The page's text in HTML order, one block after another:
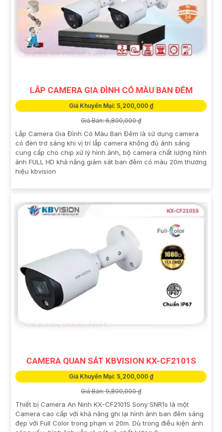
LẮP CAMERA GIA ĐÌNH CÓ MÀU BAN ĐÊM
Giá Khuyến Mại: 5,200,000 ₫
Giá Bán: 6,800,000 ₫
Lắp Camera Gia Đình Có Màu Ban Đêm là sử dụng camera
có đèn trơ sáng khi vị trí lắp camera không đủ ánh sáng
cung cấp cho chip xử lý hình ảnh, bộ camera chất lượng hình
ảnh FULL HD khả năng giám sát ban đêm có màu 20m thương
hiệu kbvision
CAMERA QUAN SÁT KBVISION KX-CF2101S
Giá Khuyến Mại: 5,200,000 ₫
Giá Bán: 9,800,000 ₫
Thiết bị Camera An Ninh KX-CF2101S Sony SNR1s là một
Camera cao cấp với khả năng ghi lại hình ảnh ban đêm sáng
đẹp với Full Color trong phạm vi 20m. Dù trong điều kiện ánh